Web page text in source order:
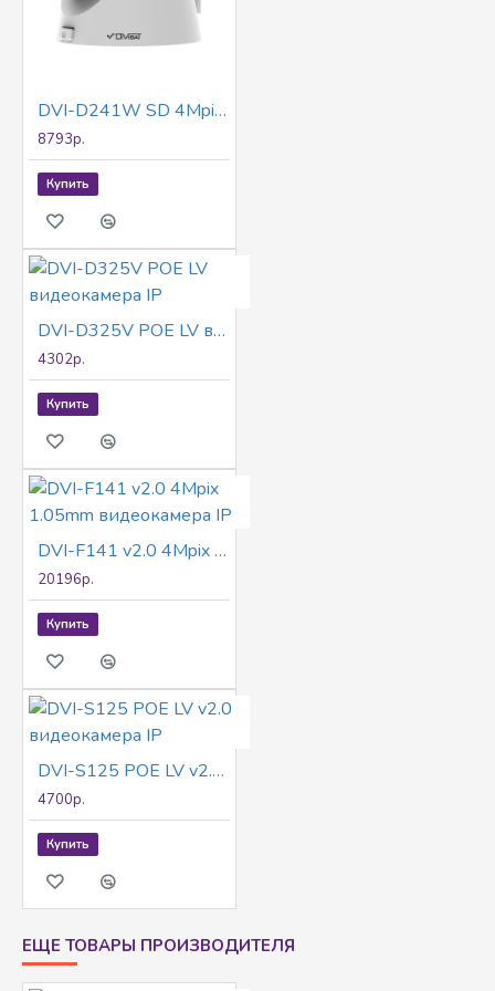
DVI-D241W SD 4Mpix 2.8mm видеокамера IP
8793р.
Купить
DVI-D325V POE LV видеокамера IP
4302р.
Купить
DVI-F141 v2.0 4Mpix 1.05mm видеокамера IP
20196р.
Купить
DVI-S125 POE LV v2.0 видеокамера IP
4700р.
Купить
ЕЩЕ ТОВАРЫ ПРОИЗВОДИТЕЛЯ